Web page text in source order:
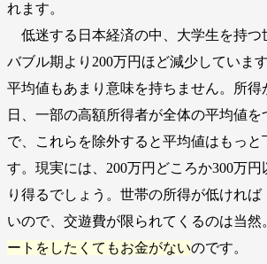
れます。
低迷する日本経済の中、大学生を持つ
バブル期より200万円ほど減少していま
平均値もあまり意味を持ちません。所得
日、一部の高額所得者が全体の平均値
で、これらを除外すると平均値はもっと
す。現実には、200万円どころか300万
り得るでしょう。世帯の所得が低けれ
いので、交遊費が限られてくるのは当然
ートをしたくてもお金がないのです。